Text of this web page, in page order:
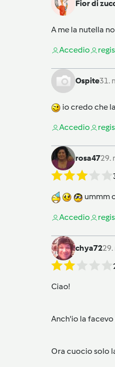
Fior di
A me la nutella
Accedio
Ospite31.
io credo che
Accedio
rosa4729.
ummm
Accedio
chya7229.
Ciao!
Anch'io la facevo
Ora cuocio solo